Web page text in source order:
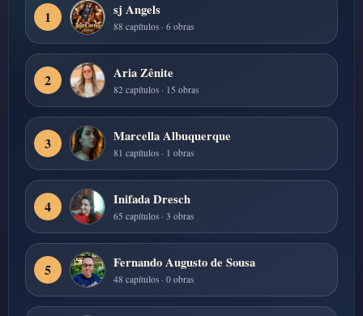
1 sj Angels
88 capítulos · 6 obras
2 Aria Zênite
82 capítulos · 15 obras
3 Marcella Albuquerque
81 capítulos · 1 obras
4 Inifada Dresch
65 capítulos · 3 obras
5 Fernando Augusto de Sousa
48 capítulos · 0 obras